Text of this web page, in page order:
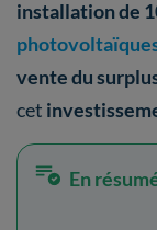
installation de
vente du
cet
En